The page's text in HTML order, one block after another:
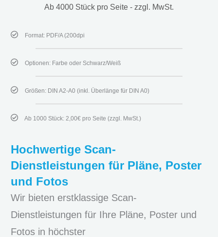
Ab 4000 Stück pro Seite - zzgl. MwSt.
Format: PDF/A (200dpi
Optionen: Farbe oder Schwarz/Weiß
Größen: DIN A2-A0 (inkl. Überlänge für DIN A0)
Ab 1000 Stück: 2,00€ pro Seite (zzgl. MwSt.)
Hochwertige Scan-
Dienstleistungen für Pläne, Poster
und Fotos
Wir bieten erstklassige Scan-
Dienstleistungen für Ihre Pläne, Poster und
Fotos in höchster